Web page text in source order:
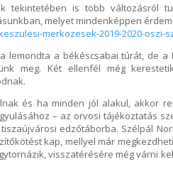
tekintetében is több változásról
melyet mindenképpen
merkozesek-2019-2020-oszi-
lemondta a békéscsabai túrát, de a
meg. Két ellenfél még
és ha minden jól alakul, akkor
– az orvosi tájékoztatás
edzőtáborba. Szélpál
kap, mellyel már
visszatérésére még várni